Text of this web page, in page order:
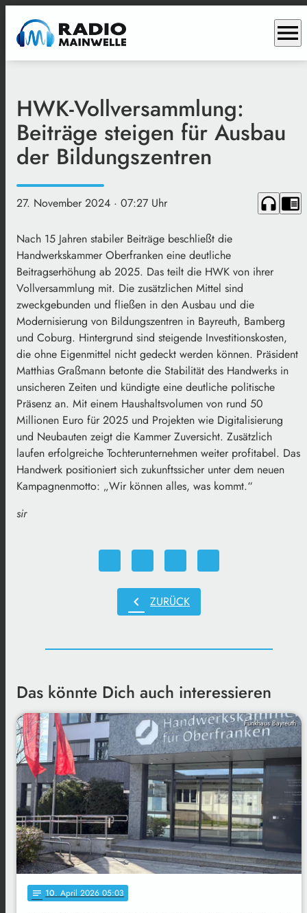
menu
HWK-Vollversammlung:
Beiträge steigen für Ausbau
der Bildungszentren
27. November 2024 · 07:27 Uhr headphones chrome_reader_mode
Nach 15 Jahren stabiler Beiträge beschließt die
Handwerkskammer Oberfranken eine deutliche
Beitragserhöhung ab 2025. Das teilt die HWK von ihrer
Vollversammlung mit. Die zusätzlichen Mittel sind
zweckgebunden und fließen in den Ausbau und die
Modernisierung von Bildungszentren in Bayreuth, Bamberg
und Coburg. Hintergrund sind steigende Investitionskosten,
die ohne Eigenmittel nicht gedeckt werden können. Präsident
Matthias Graßmann betonte die Stabilität des Handwerks in
unsicheren Zeiten und kündigte eine deutliche politische
Präsenz an. Mit einem Haushaltsvolumen von rund 50
Millionen Euro für 2025 und Projekten wie Digitalisierung
und Neubauten zeigt die Kammer Zuversicht. Zusätzlich
laufen erfolgreiche Tochterunternehmen weiter profitabel. Das
Handwerk positioniert sich zukunftssicher unter dem neuen
Kampagnenmotto: „Wir können alles, was kommt.“
sir
chevron_left ZURÜCK
Das könnte Dich auch interessieren
Funkhaus Bayreuth
notes 10. April 2026 05:03